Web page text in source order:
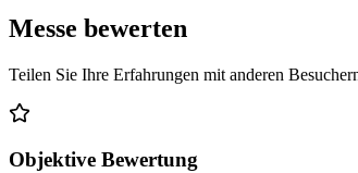
Messe bewerten
Teilen Sie Ihre Erfahrungen mit anderen
Objektive Bewertung